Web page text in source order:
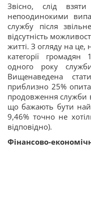
Звісно, слід
непоодинокими
службу після
відсутність
житті. З огляду на це,
категорії
одного року
Вищенаведена
приблизно 25%
продовження служби
що бажають бути
9,46% точно не
відповідно).
Фінансово-